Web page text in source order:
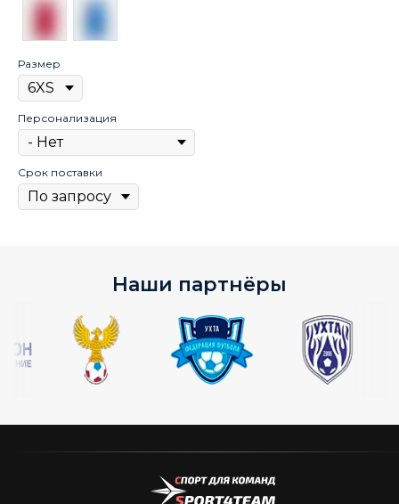
Размер
Персонализация
Срок поставки
Наши партнёры